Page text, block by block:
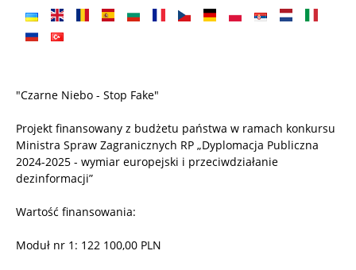
"Czarne Niebo - Stop Fake"
Projekt finansowany z budżetu państwa w ramach konkursu
Ministra Spraw Zagranicznych RP „Dyplomacja Publiczna
2024-2025 - wymiar europejski i przeciwdziałanie
dezinformacji”
Wartość finansowania:
Moduł nr 1: 122 100,00 PLN